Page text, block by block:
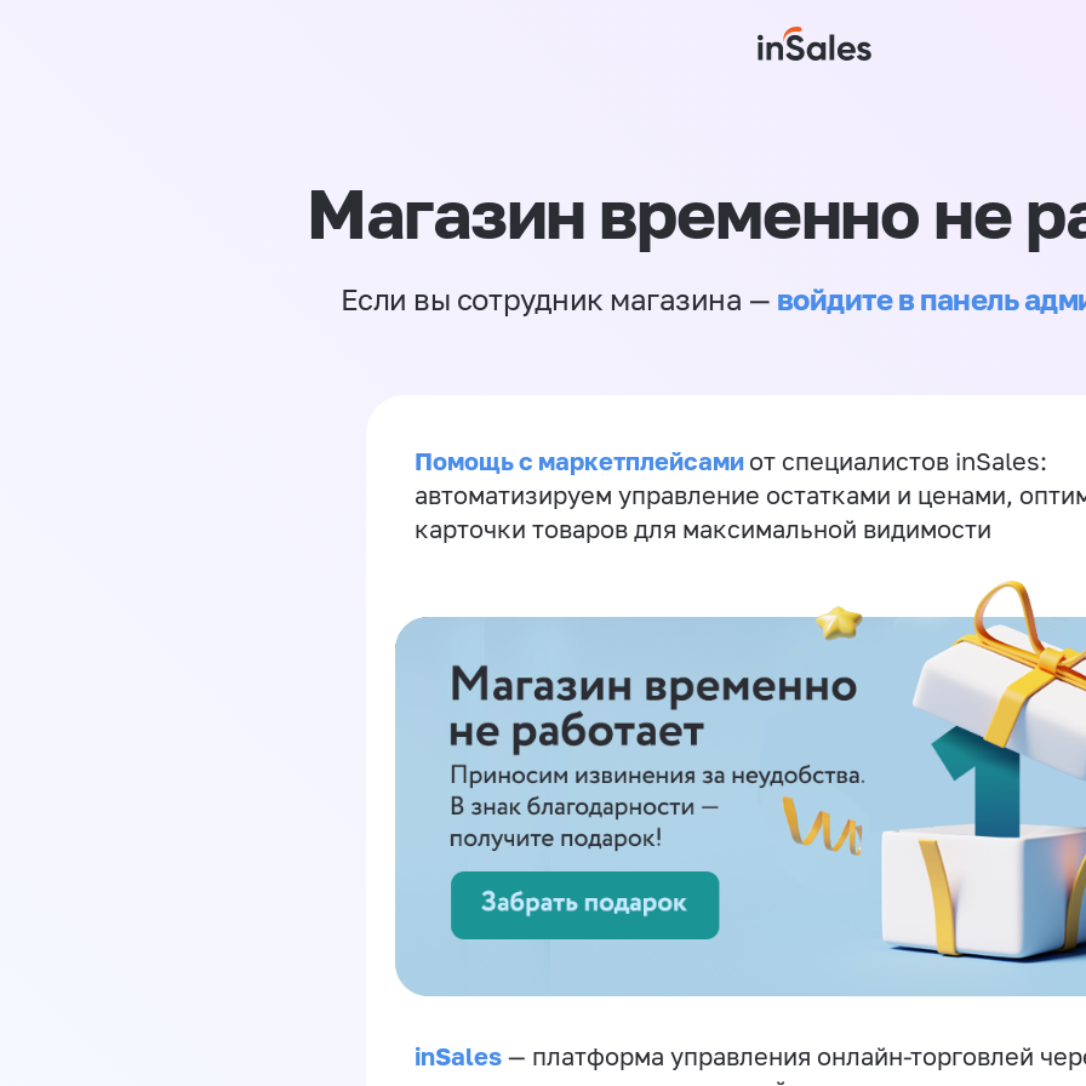
Магазин временно не
Если вы сотрудник магазина — войдите в панель
Помощь с маркетплейсами от специалистов inSales:
автоматизируем управление остатками и ценами,
карточки товаров для максимальной видимости
inSales — платформа управления онлайн-торговлей